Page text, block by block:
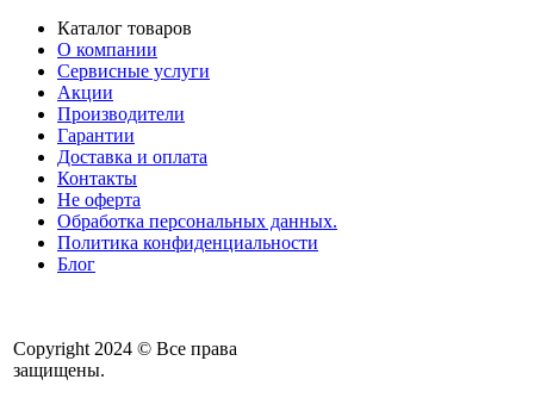
Каталог товаров
О компании
Сервисные услуги
Акции
Производители
Гарантии
Доставка и оплата
Контакты
Не оферта
Обработка персональных данных.
Политика конфиденциальности
Блог
Copyright 2024 © Все права
защищены.